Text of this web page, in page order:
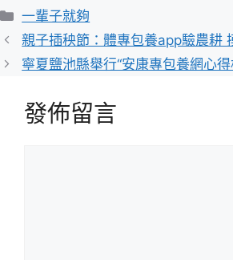
分
類
一輩子就夠
親子插秧節：體專包養app驗農耕
寧夏鹽池縣舉行“安康專包養網心
發佈留言